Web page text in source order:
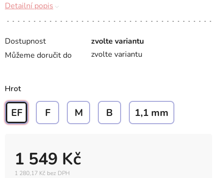
Dostupnost
zvolte variantu
Můžeme doručit do
zvolte variantu
1 549 Kč
1 280,17 Kč bez DPH
Hrot
EF F M B 1,1 mm
Detailní popis